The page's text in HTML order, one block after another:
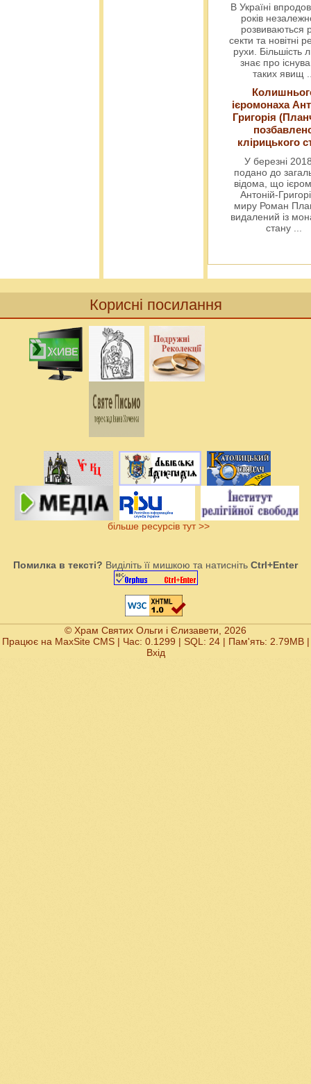
В Україні
років
розвиваються
секти та новітні
рухи. Більшість
знає про
таких явищ
ієромонаха
Григорія
клірицького
У березні
подано до
відома, що
Антоній-
миру Роман
видалений із
стану
Корисні посилання
більше ресурсів тут >>
Помилка в тексті? Виділіть її мишкою та натисніть Ctrl+Enter
© Храм Святих Ольги і Єлизавети, 2026
Працює на MaxSite CMS| Час: 0.1299 | SQL: 24 | Пам'ять: 2.79MB|
Вхід